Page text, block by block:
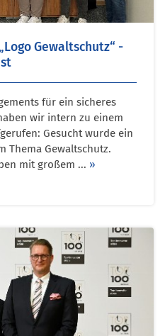
Gewaltschutz“ -
für ein sicheres
wir intern zu einem
Gesucht wurde ein
Thema Gewaltschutz.
mit großem ... »